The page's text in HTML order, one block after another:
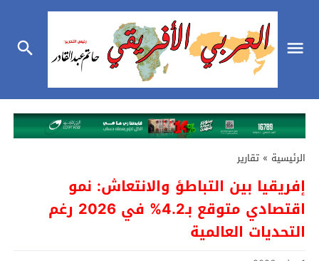
الرئيسية » تقارير
إفريقيا بين التباطؤ والانتعاش: نمو
اقتصادي متوقع بـ4.2% في 2026 رغم
التحديات العالمية